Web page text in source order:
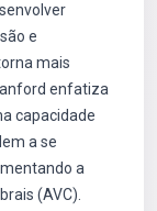
e
mais
enfatiza
capacidade
a se
a
(AVC).